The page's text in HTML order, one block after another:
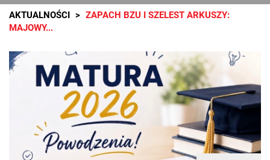
AKTUALNOŚCI
ZAPACH BZU I SZELEST ARKUSZY:
MAJOWY...